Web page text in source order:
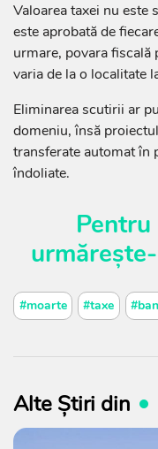
Valoarea taxei nu este
este aprobată de
urmare, povara
varia de la o localitate
Eliminarea scutirii ar
domeniu, însă
transferate automat în
îndoliate.
#moarte #taxe
Alte Știri din